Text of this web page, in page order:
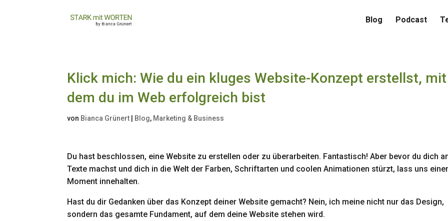
Blog Podcast
Klick mich: Wie du ein kluges Website-Konzept erstellst, mit
dem du im Web erfolgreich bist
von Bianca Grünert Blog, Marketing & Business
Du hast beschlossen, eine Website zu erstellen oder zu überarbeiten. Fantastisch! Aber bevor du dich
Texte machst und dich in die Welt der Farben, Schriftarten und coolen Animationen stürzt, lass uns
Moment innehalten.
Hast du dir Gedanken über das Konzept deiner Website gemacht? Nein, ich meine nicht nur das Design,
sondern das gesamte Fundament, auf dem deine Website stehen wird.